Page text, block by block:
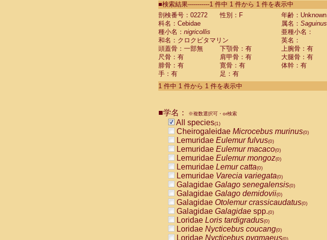
CebidaeSaguinus labiatus(0)
Cebidae Saguinus leucopus (0)
Cebidae
CebidaeSaguinus mystax
CebidaeSaguinus nigricollis (1)
Cebidae Saguinus oedipus
Cebidae Saguinus weddelli
Cebidae Saguinusspp.
Cebidae Aotus trivirgatus
Cebidae Cebus albifrons
CebidaeCebus nigrivittatus
CebidaeCebus
CebidaeSaimiri boliviensis(0)
CebidaeSaimiri sciureus(0)
AtelidaeAlouatta caraya(0)
AtelidaeAlouatta fusca(0)
AtelidaeAlouatta seniculus
AtelidaeAlouattaspp.(0)
AtelidaeAteles belzebuth(0)
AtelidaeAteles geoffroyi(0)
AtelidaeAteles paniscus(0)
AtelidaeAtelesspp.(0)
Atelidae Lagothrix lagothricha
AtelidaeLagothrix lagothricha cana
PitheciidaeCacajao calvus rubicundus
■検索結果-----------1 件中 1 件から 1 件を表示中
剖検番号：02272
性別：F
年齢：Unknown
科名：Cebidae
属名： Saguinus
種小名： nigricollis
亜種小名：
和名：クロクビタマリン
英名：
頭蓋骨：一部無
下顎骨：有 上腕骨：有
尺骨：有
肩甲骨：有 大腿骨：有
腓骨：有
寛骨：有
体幹：有
手：有
足：有
1 件中 1 件から 1 件を表示中
■学名： ※複数選択可・or検索
All species(1)
Cheirogaleidae Microcebus murinus(0)
Lemuridae Eulemur fulvus(0)
Lemuridae Eulemur macaco(0)
Lemuridae Eulemur mongoz(0)
Lemuridae Lemur catta(0)
Lemuridae Varecia variegata(0)
Galagidae Galago senegalensis(0)
Galagidae Galago demidovii(0)
Galagidae Otolemur crassicaudatus(0)
Galagidae Galagidae spp.(0)
Loridae Loris tardigradus(0)
Loridae Nycticebus coucang(0)
Loridae Nycticebus pygmaeus(0)